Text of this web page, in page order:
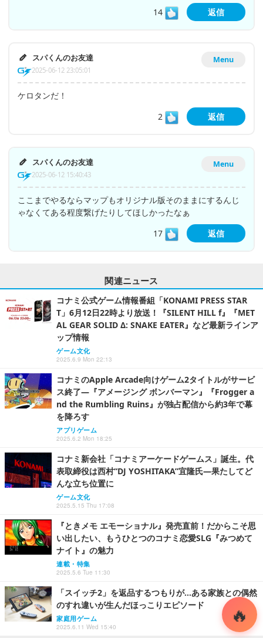
14
返信
Menu
スパくんのお友達
2025-06-12 23:05:01
ケロタンだ！
2
返信
Menu
スパくんのお友達
2025-06-12 15:40:43
ここまでやるならマップもオリジナル版そのままにするんじ
ゃなくてある程度繋げたりしてほしかったなぁ
17
返信
関連ニュース
コナミ公式ゲーム情報番組「KONAMI PRESS STAR
T」6月12日22時より放送！『SILENT HILL f』『MET
AL GEAR SOLID Δ: SNAKE EATER』など最新ラインア
ップ情報
ゲーム文化
2025.6.9 Mon 22:13
コナミのApple Arcade向けゲーム2タイトルがサービ
ス終了―『アメージング ボンバーマン』『Frogger a
nd the Rumbling Ruins』が独占配信から約3年で幕
を降ろす
アプリゲーム
2025.6.2 Mon 18:25
コナミ新会社「コナミアーケードゲームス」誕生。代
表取締役は西村“DJ YOSHITAKA”宜隆氏―果たしてど
んな立ち位置に
ゲーム文化
2025.5.15 Thu 17:08
『ときメモ エモーショナル』発売直前！だからこそ思
い出したい、もうひとつのコナミ恋愛SLG『みつめて
ナイト』の魅力
連載・特集
2025.5.6 Tue 11:30
「スイッチ2」を返品するつもりが…ある家族との偶然
のすれ違いが生んだほっこりエピソード
家庭用ゲーム
2025.6.11 Wed 15:40